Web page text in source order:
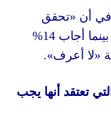
14%
».
يجب